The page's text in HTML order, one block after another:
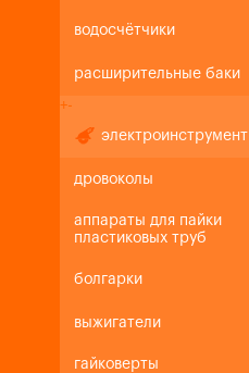
водосчётчики
расширительные баки
+-
электроинструмент
дровоколы
аппараты для пайки
пластиковых труб
болгарки
выжигатели
гайковерты